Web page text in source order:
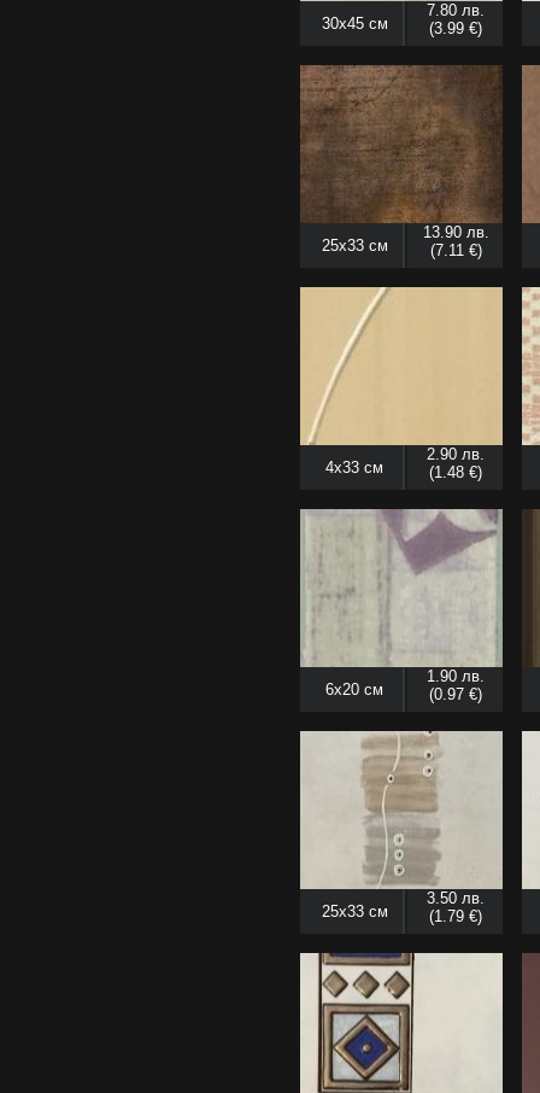
30x45 см
7.80 лв.
(3.99 €)
25x33 см
13.90 лв.
(7.11 €)
4x33 см
2.90 лв.
(1.48 €)
6x20 см
1.90 лв.
(0.97 €)
25x33 см
3.50 лв.
(1.79 €)